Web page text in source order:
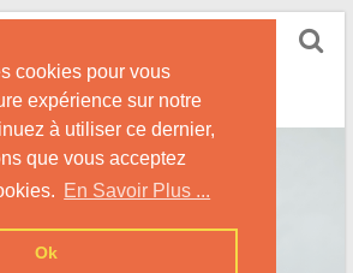
cookies pour vous
expérience sur notre
à utiliser ce dernier,
que vous acceptez
En Savoir Plus ...
Ok
Une Femme